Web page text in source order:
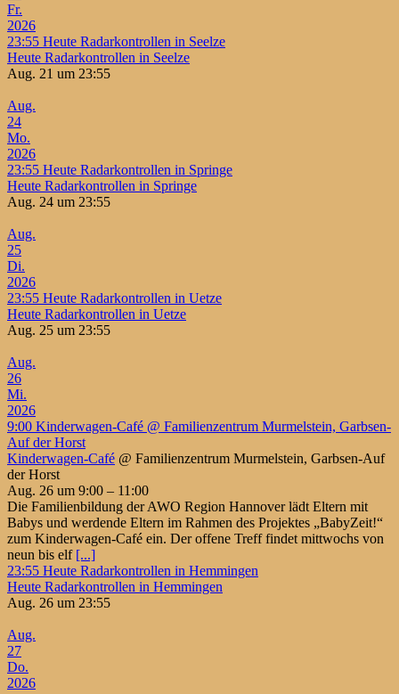
Fr.
2026
23:55 Heute Radarkontrollen in Seelze
Heute Radarkontrollen in Seelze
Aug. 21 um 23:55
Aug.
24
Mo.
2026
23:55 Heute Radarkontrollen in Springe
Heute Radarkontrollen in Springe
Aug. 24 um 23:55
Aug.
25
Di.
2026
23:55 Heute Radarkontrollen in Uetze
Heute Radarkontrollen in Uetze
Aug. 25 um 23:55
Aug.
26
Mi.
2026
9:00 Kinderwagen-Café @ Familienzentrum Murmelstein, Garbsen-
Auf der Horst
Kinderwagen-Café @ Familienzentrum Murmelstein, Garbsen-Auf
der Horst
Aug. 26 um 9:00 – 11:00
Die Familienbildung der AWO Region Hannover lädt Eltern mit
Babys und werdende Eltern im Rahmen des Projektes „BabyZeit!“
zum Kinderwagen-Café ein. Der offene Treff findet mittwochs von
neun bis elf [...]
23:55 Heute Radarkontrollen in Hemmingen
Heute Radarkontrollen in Hemmingen
Aug. 26 um 23:55
Aug.
27
Do.
2026